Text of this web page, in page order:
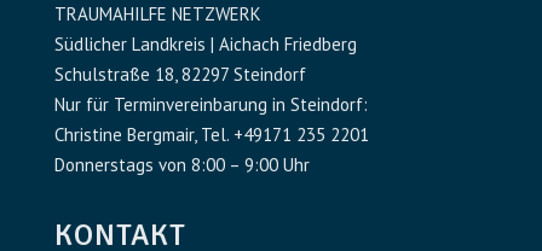
TRAUMAHILFE NETZWERK
Südlicher Landkreis | Aichach Friedberg
Schulstraße 18, 82297 Steindorf
Nur für Terminvereinbarung in Steindorf:
Christine Bergmair, Tel. +49171 235 2201
Donnerstags von 8:00 – 9:00 Uhr
KONTAKT